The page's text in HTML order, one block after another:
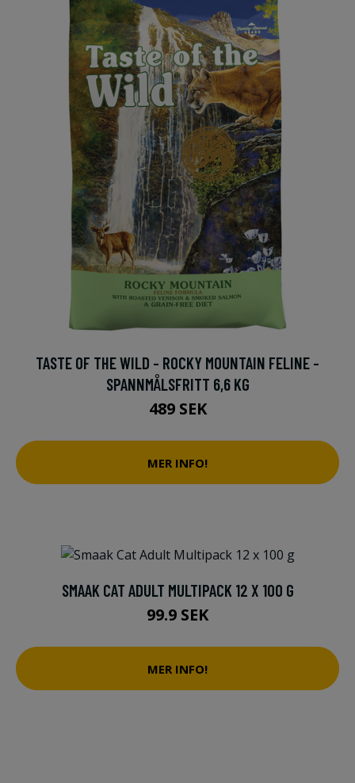
TASTE OF THE WILD - ROCKY MOUNTAIN FELINE -
SPANNMÅLSFRITT 6,6 KG
489 SEK
MER INFO!
SMAAK CAT ADULT MULTIPACK 12 X 100 G
99.9 SEK
MER INFO!